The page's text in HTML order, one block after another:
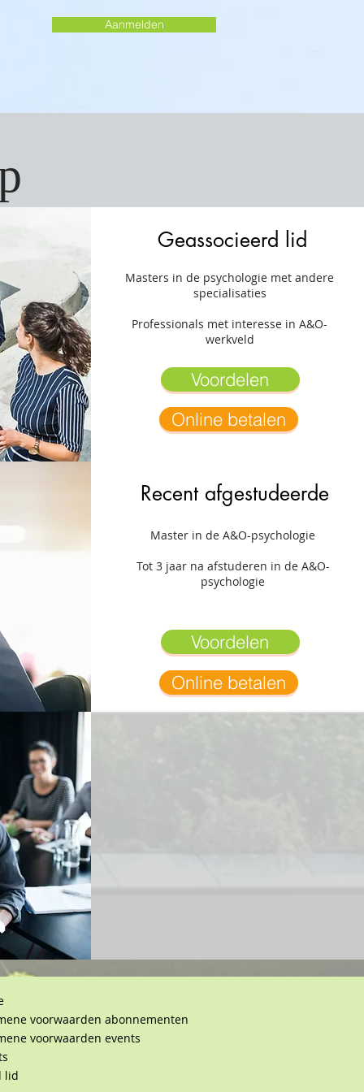
Aanmelden
Geassocieerd lid
Masters in de psychologie met andere
specialisaties
Professionals met interesse in A&O-
werkveld
Voordelen
Online betalen
Recent afgestudeerde
Master in de A&O-psychologie
Tot 3 jaar na afstuderen in de A&O-
psychologie
Voordelen
Online betalen
voorwaarden abonnementen
voorwaarden events
lid